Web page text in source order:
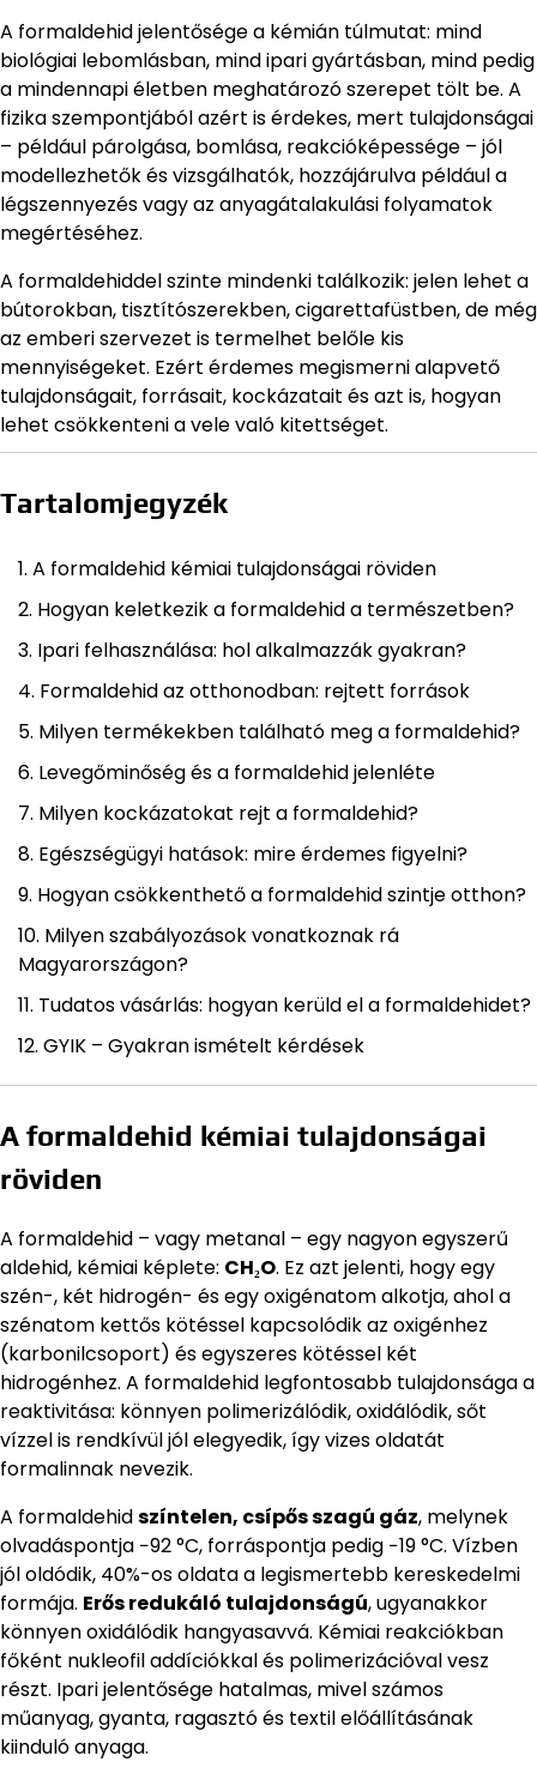
A formaldehid jelentősége a kémián túlmutat: mind
biológiai lebomlásban, mind ipari gyártásban, mind pedig
a mindennapi életben meghatározó szerepet tölt be. A
fizika szempontjából azért is érdekes, mert tulajdonságai
– például párolgása, bomlása, reakcióképessége – jól
modellezhetők és vizsgálhatók, hozzájárulva például a
légszennyezés vagy az anyagátalakulási folyamatok
megértéséhez.
A formaldehiddel szinte mindenki találkozik: jelen lehet a
bútorokban, tisztítószerekben, cigarettafüstben, de még
az emberi szervezet is termelhet belőle kis
mennyiségeket. Ezért érdemes megismerni alapvető
tulajdonságait, forrásait, kockázatait és azt is, hogyan
lehet csökkenteni a vele való kitettséget.
Tartalomjegyzék
A formaldehid kémiai tulajdonságai röviden
Hogyan keletkezik a formaldehid a természetben?
Ipari felhasználása: hol alkalmazzák gyakran?
Formaldehid az otthonodban: rejtett források
Milyen termékekben található meg a formaldehid?
Levegőminőség és a formaldehid jelenléte
Milyen kockázatokat rejt a formaldehid?
Egészségügyi hatások: mire érdemes figyelni?
Hogyan csökkenthető a formaldehid szintje otthon?
Milyen szabályozások vonatkoznak rá
Magyarországon?
Tudatos vásárlás: hogyan kerüld el a formaldehidet?
GYIK – Gyakran ismételt kérdések
A formaldehid kémiai tulajdonságai
röviden
A formaldehid – vagy metanal – egy nagyon egyszerű
aldehid, kémiai képlete: CH₂O. Ez azt jelenti, hogy egy
szén-, két hidrogén- és egy oxigénatom alkotja, ahol a
szénatom kettős kötéssel kapcsolódik az oxigénhez
(karbonilcsoport) és egyszeres kötéssel két
hidrogénhez. A formaldehid legfontosabb tulajdonsága a
reaktivitása: könnyen polimerizálódik, oxidálódik, sőt
vízzel is rendkívül jól elegyedik, így vizes oldatát
formalinnak nevezik.
A formaldehidszíntelen, csípős szagú gáz, melynek
olvadáspontja −92 °C, forráspontja pedig −19 °C. Vízben
jól oldódik, 40%-os oldata a legismertebb kereskedelmi
formája. Erős redukáló tulajdonságú, ugyanakkor
könnyen oxidálódik hangyasavvá. Kémiai reakciókban
főként nukleofil addíciókkal és polimerizációval vesz
részt. Ipari jelentősége hatalmas, mivel számos
műanyag, gyanta, ragasztó és textil előállításának
kiinduló anyaga.